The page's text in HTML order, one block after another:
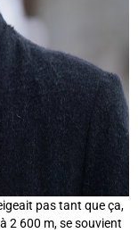
pas tant que ça,
2 600 m, se souvient